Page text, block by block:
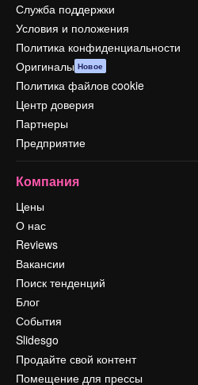
Служба поддержки
Условия и положения
Политика конфиденциальности
Оригиналы Новое
Политика файлов cookie
Центр доверия
Партнеры
Предприятие
Компания
Цены
О нас
Reviews
Вакансии
Поиск тенденций
Блог
События
Slidesgo
Продайте свой контент
Помещение для прессы